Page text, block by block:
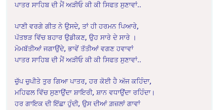
ਪਾਤਰ ਸਾਹਿਬ ਦੀ ਮੈਂ ਅੜੀਓ ਕੀ ਕੀ ਸਿਫਤ ਸੁਣਾਵਾਂ..
ਪਾਣੀ ਵਰਗੇ ਗੀਤ ਨੇ ਉਸਦੇ, ਤਾਂ ਹੀ ਹਰਮਨ ਪਿਆਰੇ,
ਪੱਤਝੜ ਵਿੱਚ ਬਹਾਰ ਉਡੀਕਣ, ਉਹ ਸਾਰੇ ਦੇ ਸਾਰੇ ।
ਮੋਮਬੱਤੀਆਂ ਜਗਾਉਂਦੇ, ਭਾਵੇਂ ਤੱਤੀਆਂ ਵਗਣ ਹਵਾਵਾਂ
ਪਾਤਰ ਸਾਹਿਬ ਦੀ ਮੈਂ ਅੜੀਓ ਕੀ ਕੀ ਸਿਫਤ ਸੁਣਾਵਾਂ..
ਚੁੱਪ ਚੁਪੀਤੇ ਤੁਰ ਗਿਆ ਪਾਤਰ, ਹਰ ਕੋਈ ਹੈ ਅੱਜ ਕਹਿੰਦਾ,
ਮਹਿਫਲ ਵਿੱਚ ਸੁਣਾਉਂਦਾ ਸ਼ਾਇਰੀ, ਸ਼ਾਨ ਵਧਾਉਂਦਾ ਰਹਿੰਦਾ।
ਹਰ ਗਾਇਕ ਦੀ ਇੱਛਾ ਹੁੰਦੀ, ਉਸ ਦੀਆਂ ਗ਼ਜ਼ਲਾਂ ਗਾਵਾਂ